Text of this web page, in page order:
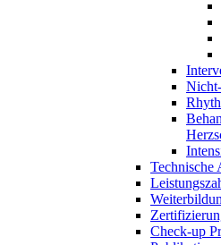
Technische
Check-up